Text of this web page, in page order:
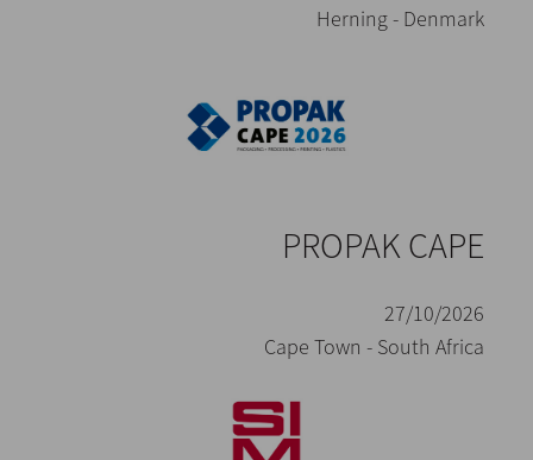
Herning - Denmark
PROPAK CAPE
27/10/2026
Cape Town - South Africa